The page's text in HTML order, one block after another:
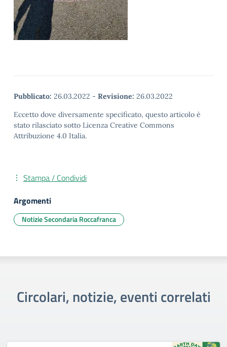
Pubblicato: 26.03.2022 - Revisione: 26.03.2022
Eccetto dove diversamente specificato, questo articolo è
stato rilasciato sotto Licenza Creative Commons
Attribuzione 4.0 Italia.
Stampa / Condividi
Argomenti
Notizie Secondaria Roccafranca
Circolari, notizie, eventi correlati